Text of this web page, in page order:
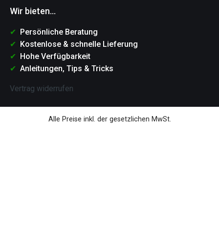
Wir bieten...
Persönliche Beratung
Kostenlose & schnelle Lieferung
Hohe Verfügbarkeit
Anleitungen, Tips & Tricks
Vertrag widerrufen
Alle Preise inkl. der gesetzlichen MwSt.